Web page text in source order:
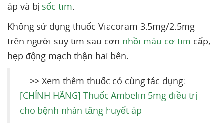
áp và bị sốc tim.
Không sử dụng thuốc Viacoram 3.5mg/2.5mg
trên người suy tim sau cơn nhồi máu cơ tim cấp,
hẹp động mạch thận hai bên.
==>> Xem thêm thuốc có cùng tác dụng:
[CHÍNH HÃNG] Thuốc Ambelin 5mg điều trị
cho bệnh nhân tăng huyết áp